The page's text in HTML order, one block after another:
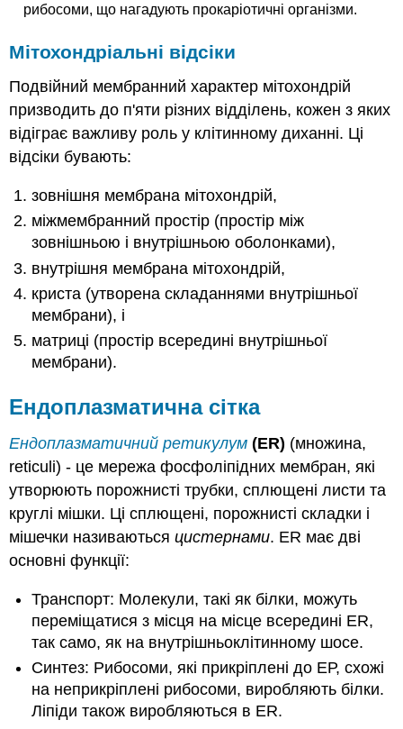
рибосоми, що нагадують прокаріотичні організми.
Мітохондріальні відсіки
Подвійний мембранний характер мітохондрій
призводить до п'яти різних відділень, кожен з яких
відіграє важливу роль у клітинному диханні. Ці
відсіки бувають:
зовнішня мембрана мітохондрій,
міжмембранний простір (простір між
зовнішньою і внутрішньою оболонками),
внутрішня мембрана мітохондрій,
криста (утворена складаннями внутрішньої
мембрани), і
матриці (простір всередині внутрішньої
мембрани).
Ендоплазматична сітка
Ендоплазматичний ретикулум (ER) (множина,
reticuli) - це мережа фосфоліпідних мембран, які
утворюють порожнисті трубки, сплющені листи та
круглі мішки. Ці сплющені, порожнисті складки і
мішечки називаютьсяцистернами. ER має дві
основні функції:
Транспорт: Молекули, такі як білки, можуть
переміщатися з місця на місце всередині ER,
так само, як на внутрішньоклітинному шосе.
Синтез: Рибосоми, які прикріплені до ЕР, схожі
на неприкріплені рибосоми, виробляють білки.
Ліпіди також виробляються в ER.